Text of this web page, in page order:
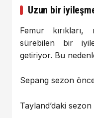
Uzun bir
Femur
sürebilen bir
getiriyor. Bu
Sepang sezon
Tayland’daki sezon